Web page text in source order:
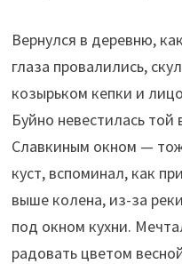
Вернулся в деревню,
глаза провалились,
козырьком кепки и
Буйно невестилась той
Славкиным окном —
куст, вспоминал, как
выше колена, из-за
под окном кухни.
радовать цветом